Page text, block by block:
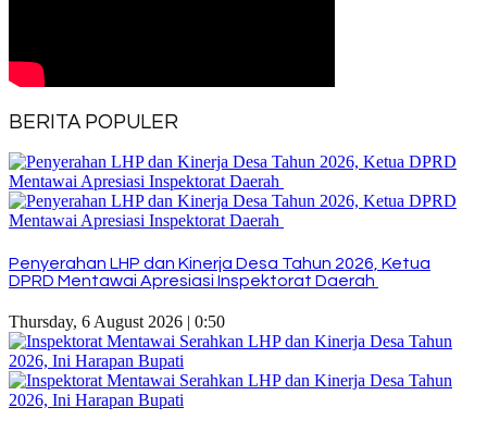
BERITA POPULER
Penyerahan LHP dan Kinerja Desa Tahun 2026, Ketua
DPRD Mentawai Apresiasi Inspektorat Daerah
Thursday, 6 August 2026 | 0:50